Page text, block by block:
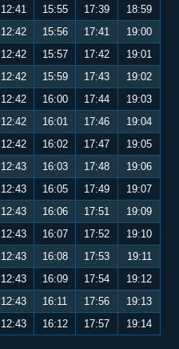
12:41 15:55 17:39
18:59
12:42 15:56 17:41
19:00
12:42 15:57 17:42
19:01
12:42 15:59 17:43
19:02
12:42 16:00 17:44
19:03
12:42 16:01 17:46
19:04
12:42 16:02 17:47
19:05
12:43 16:03 17:48
19:06
12:43 16:05 17:49
19:07
12:43 16:06 17:51
19:09
12:43 16:07 17:52
19:10
12:43 16:08 17:53
19:11
12:43 16:09 17:54
19:12
12:43 16:11 17:56
19:13
12:43 16:12 17:57 19:14